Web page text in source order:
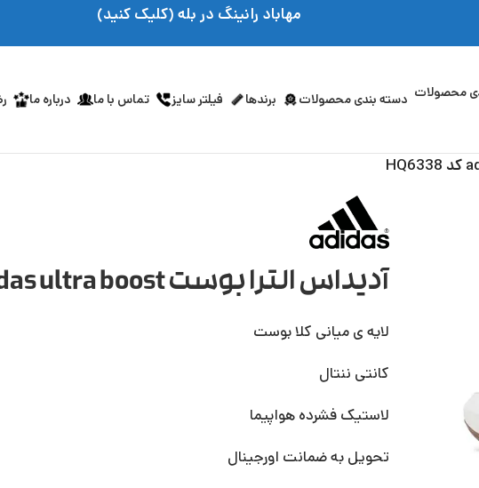
مهاباد رانینگ در بله (کلیک کنید)
دسته بندی محصولات برندها فیلتر سایز تماس با ما درباره ما
آدیداس الترا بوست adidas ultra boost کد HQ6338
لایه ی میانی کلا بوست
کانتی ننتال
لاستیک فشرده هواپیما
تحویل به ضمانت اورجینال